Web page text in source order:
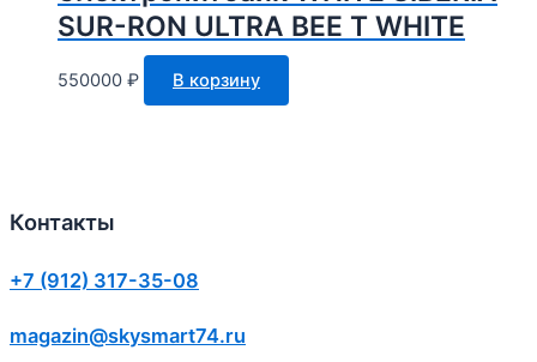
SUR-RON ULTRA BEE T WHITE
550000 ₽ В корзину
Контакты
+7 (912) 317-35-08
magazin@skysmart74.ru